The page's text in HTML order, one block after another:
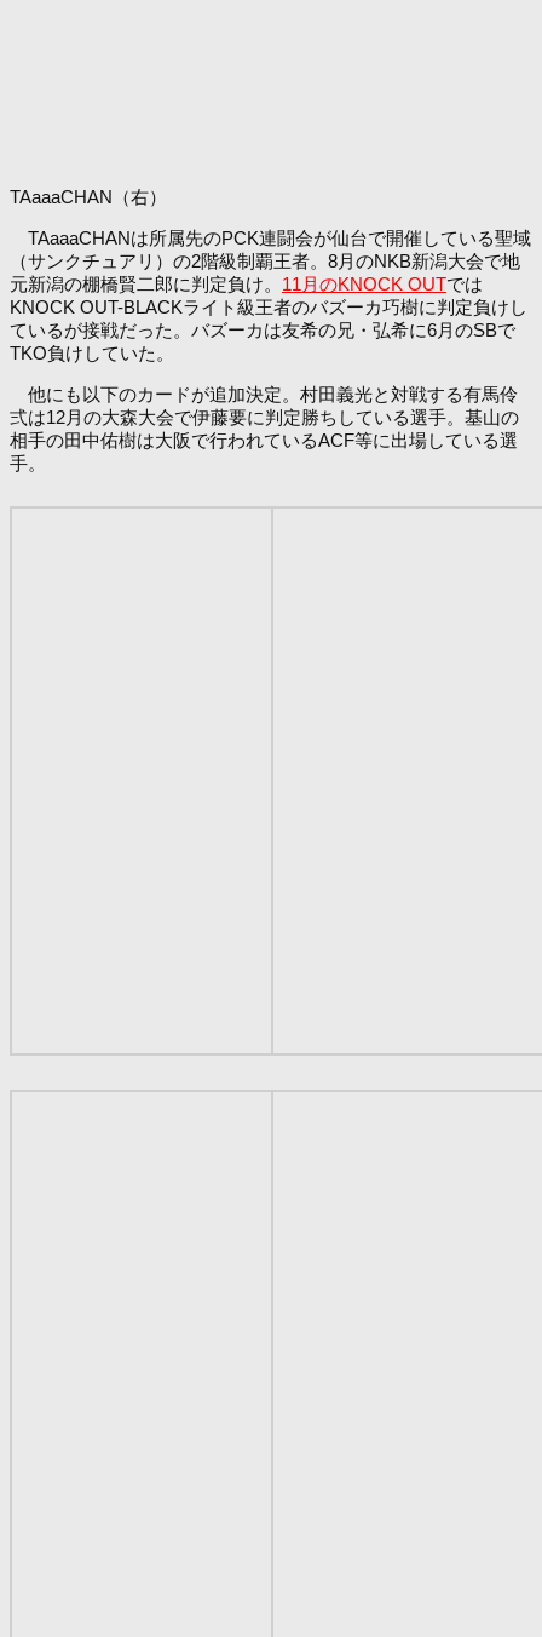
TAaaaCHAN（右）
TAaaaCHANは所属先のPCK連闘会が仙台で開催している聖域
（サンクチュアリ）の2階級制覇王者。8月のNKB新潟大会で地
元新潟の棚橋賢二郎に判定負け。 11月のKNOCK OUTでは
KNOCK OUT-BLACKライト級王者のバズーカ巧樹に判定負けし
ているが接戦だった。バズーカは友希の兄・弘希に6月のSBで
TKO負けしていた。
他にも以下のカードが追加決定。村田義光と対戦する有馬伶
弍は12月の大森大会で伊藤要に判定勝ちしている選手。基山の
相手の田中佑樹は大阪で行われているACF等に出場している選
手。